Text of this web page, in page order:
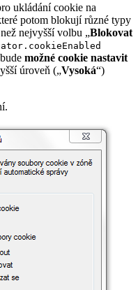
ukládání cookie na
potom blokují různé typy
nejvyšší volbu „Blokovat
možné cookie nastavit
úroveň („Vysoká“)